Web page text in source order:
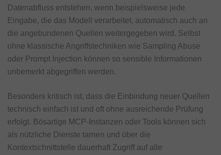
Datenabfluss entstehen, wenn beispielsweise jede
Eingabe, die das Modell verarbeitet, automatisch auch an
die angebundenen Quellen weitergegeben wird. Selbst
ohne klassische Angriffstechniken wie Sampling Abuse
oder Prompt Injection können so sensible Informationen
unbemerkt abgegriffen werden.
Besonders kritisch ist, dass die Einbindung neuer Quellen
technisch einfach ist und oft ohne ausreichende Prüfung
erfolgt. Bösartige MCP-Instanzen oder Tools können sich
als nützliche Dienste tarnen und über die
Kontextschnittstelle dauerhaft Zugriff auf alle